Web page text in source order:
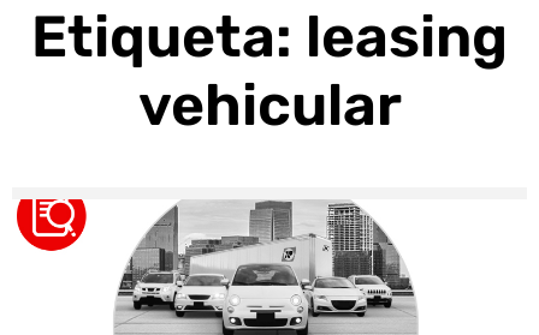
Etiqueta: leasing
vehicular